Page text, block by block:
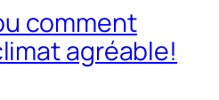
comment
agréable!